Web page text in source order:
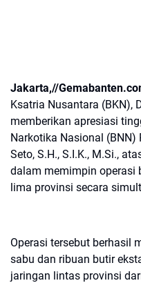
Jakarta,//
Ksatria Nusantara (BKN),
memberikan apresiasi
Narkotika Nasional (BNN)
Seto, S.H., S.I.K., M.Si.,
dalam memimpin operasi
lima provinsi secara
Operasi tersebut berhasil
sabu dan ribuan butir
jaringan lintas provinsi